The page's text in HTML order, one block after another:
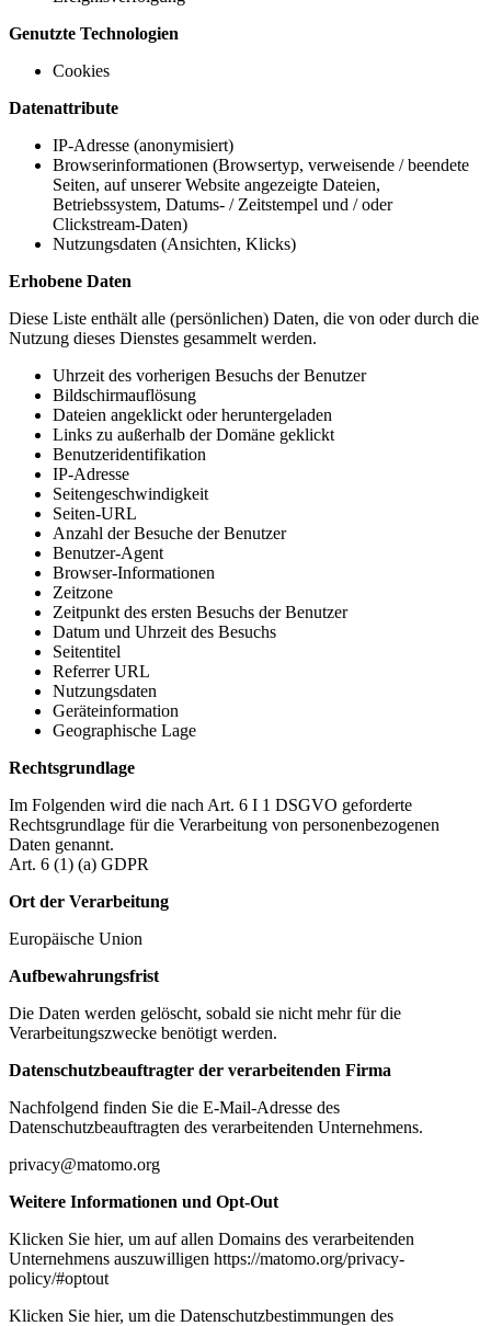
Genutzte Technologien
Cookies
Datenattribute
IP-Adresse (anonymisiert)
Browserinformationen (Browsertyp, verweisende / beendete
Seiten, auf unserer Website angezeigte Dateien,
Betriebssystem, Datums- / Zeitstempel und / oder
Clickstream-Daten)
Nutzungsdaten (Ansichten, Klicks)
Erhobene Daten
Diese Liste enthält alle (persönlichen) Daten, die von oder durch die
Nutzung dieses Dienstes gesammelt werden.
Uhrzeit des vorherigen Besuchs der Benutzer
Bildschirmauflösung
Dateien angeklickt oder heruntergeladen
Links zu außerhalb der Domäne geklickt
Benutzeridentifikation
IP-Adresse
Seitengeschwindigkeit
Seiten-URL
Anzahl der Besuche der Benutzer
Benutzer-Agent
Browser-Informationen
Zeitzone
Zeitpunkt des ersten Besuchs der Benutzer
Datum und Uhrzeit des Besuchs
Seitentitel
Referrer URL
Nutzungsdaten
Geräteinformation
Geographische Lage
Rechtsgrundlage
Im Folgenden wird die nach Art. 6 I 1 DSGVO geforderte
Rechtsgrundlage für die Verarbeitung von personenbezogenen
Daten genannt.
Art. 6 (1) (a) GDPR
Ort der Verarbeitung
Europäische Union
Aufbewahrungsfrist
Die Daten werden gelöscht, sobald sie nicht mehr für die
Verarbeitungszwecke benötigt werden.
Datenschutzbeauftragter der verarbeitenden Firma
Nachfolgend finden Sie die E-Mail-Adresse des
Datenschutzbeauftragten des verarbeitenden Unternehmens.
privacy@matomo.org
Weitere Informationen und Opt-Out
Klicken Sie hier, um auf allen Domains des verarbeitenden
Unternehmens auszuwilligen https://matomo.org/privacy-
policy/#optout
Klicken Sie hier, um die Datenschutzbestimmungen des